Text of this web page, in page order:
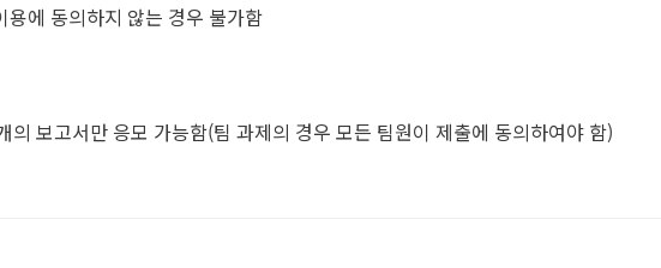
용에 동의하지 않는 경우 불가함
의 보고서만 응모 가능함(팀 과제의 경우 모든 팀원이 제출에 동의하여야 함)